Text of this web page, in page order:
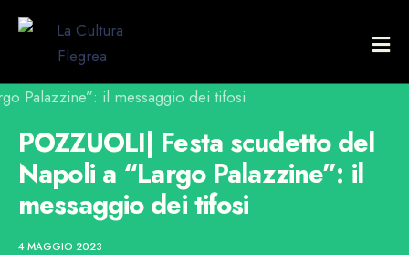
POZZUOLI| Festa scudetto del
Napoli a “Largo Palazzine”: il
messaggio dei tifosi
4 MAGGIO 2023